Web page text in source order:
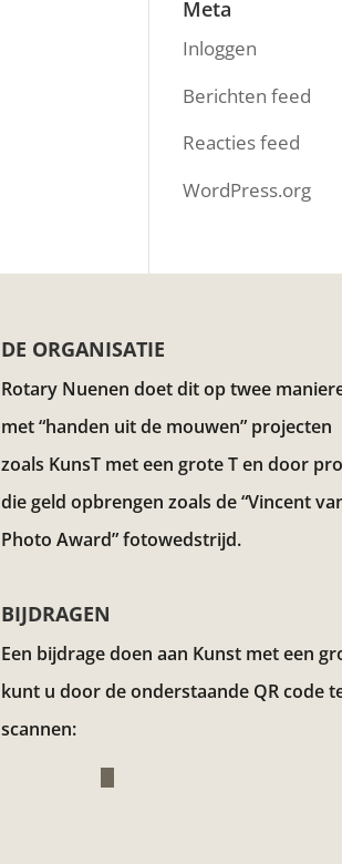
Meta
Inloggen
Berichten feed
Reacties feed
WordPress.org
DE ORGANISATIE
Rotary Nuenen doet dit op twee
met “handen uit de mouwen” projecten
zoals KunsT met een grote T en door
die geld opbrengen zoals de “Vincent
Photo Award”fotowedstrijd.
BIJDRAGEN
Een bijdrage doen aan Kunst met een
kunt u door de onderstaande QR code
scannen: